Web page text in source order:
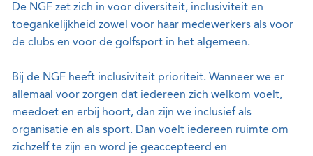
De NGF zet zich in voor diversiteit, inclusiviteit en
toegankelijkheid zowel voor haar medewerkers als voor
de clubs en voor de golfsport in het algemeen.
Bij de NGF heeft inclusiviteit prioriteit. Wanneer we er
allemaal voor zorgen dat iedereen zich welkom voelt,
meedoet en erbij hoort, dan zijn we inclusief als
organisatie en als sport. Dan voelt iedereen ruimte om
zichzelf te zijn en word je geaccepteerd en